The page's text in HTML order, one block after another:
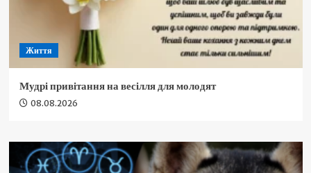
Життя
Мудрі привітання на весілля для молодят
08.08.2026